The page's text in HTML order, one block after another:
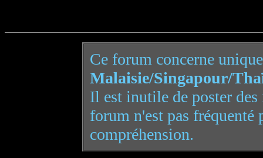
Ce forum concerne
Malaisie/Singapour/
Il est inutile de poster
forum n'est pas
compréhension.